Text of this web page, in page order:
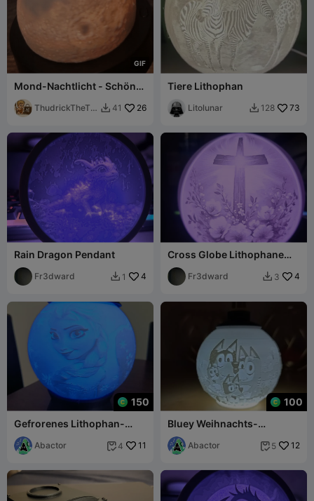
GIF
Mond-Nachtlicht - Schön
mit Textur und Leuchtkraft
ThudrickTheTin  41 26
Tiere Lithophan
Litolunar  128 73
Rain Dragon Pendant
Fr3dward  1 4
Cross Globe Lithophane
Lamp
Fr3dward  3 4
150
Gefrorenes Lithophan-
Nachtlicht
Abactor  4 11
100
Bluey Weihnachts-
Lithophan-Kugel
Abactor  5 12